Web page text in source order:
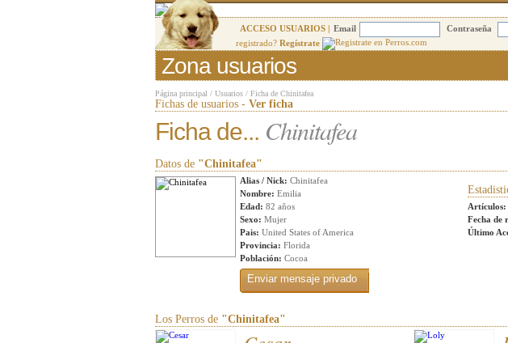
ACCESO USUARIOS | Email Contraseña
registrado? Regístrate
Zona usuarios
Página principal / Usuarios / Ficha de Chinitafea
Fichas de usuarios - Ver ficha
Ficha de... Chinitafea
Datos de "Chinitafea"
Alias / Nick: Chinitafea
Nombre: Emilia
Edad: 82 años
Sexo: Mujer
Pais: United States of America
Provincia: Florida
Población: Cocoa
Artículos:
Fecha de
Último
Los Perros de "Chinitafea"